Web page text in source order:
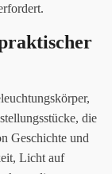
die
Geschichte und
Licht auf